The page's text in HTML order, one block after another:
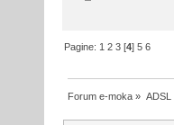
Pagine:1 2 3 [4]5 6
Forum e-moka » ADSL